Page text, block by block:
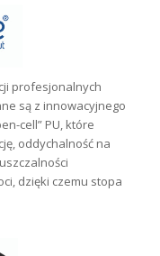
profesjonalnych
są z innowacyjnego
cell” PU, które
oddychalność na
dzięki czemu stopa